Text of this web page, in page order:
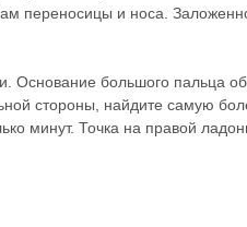
переносицы и носа.
Основание большого пальца
стороны, найдите самую
минут. Точка на правой